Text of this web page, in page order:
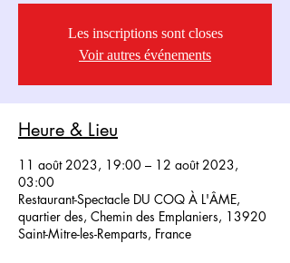
Les inscriptions sont closes
Voir autres événements
Heure & Lieu
11 août 2023, 19:00 – 12 août 2023,
03:00
Restaurant-Spectacle DU COQ À L'ÂME,
quartier des, Chemin des Emplaniers, 13920
Saint-Mitre-les-Remparts, France